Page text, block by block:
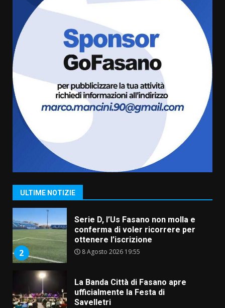
ULTIME NOTIZIE
7 Agosto 2026 06:05
US Fasano, Scianaro: “Profonda
amarezza per esclusione dal
campionato di calcio”
7 Agosto 2026 06:00
Grande successo per la “Sagra
del Pesce Spada” a Savelletri
9 Agosto 2026 07:32
2
Serie D, l’Us Fasano non molla e
conferma di voler ricorrere per
3
La Banda Città di Fasano apre
ufficialmente la Festa di
Savelletri
8 Agosto 2026 11:00
Savelletri in festa, domani sera
grande spettacolo con Uccio De
Santis